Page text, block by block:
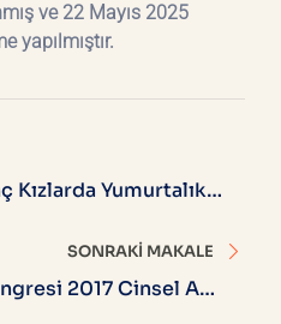
ve 22 Mayıs 2025
yapılmıştır.
Kızlarda Yumurtalık
SONRAKI MAKALE
2017 Cinsel Ağrı